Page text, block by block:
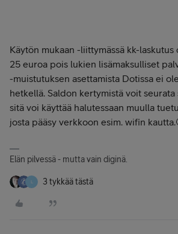
Käytön mukaan -liittymässä kk-laskutus
25 euroa pois lukien lisämaksulliset
-muistutuksen asettamista Dotissa ei
hetkellä. Saldon kertymistä voit seurata
sitä voi käyttää halutessaan muulla
josta pääsy verkkoon esim. wifin
Elän pilvessä - mutta vain diginä.
L 3 tykkää tästä